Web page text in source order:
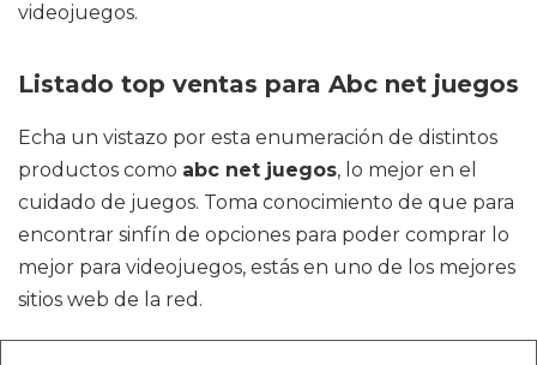
videojuegos.
Listado top ventas para Abc net juegos
Echa un vistazo por esta enumeración de distintos
productos como abc net juegos, lo mejor en el
cuidado de juegos. Toma conocimiento de que para
encontrar sinfín de opciones para poder comprar lo
mejor para videojuegos, estás en uno de los mejores
sitios web de la red.